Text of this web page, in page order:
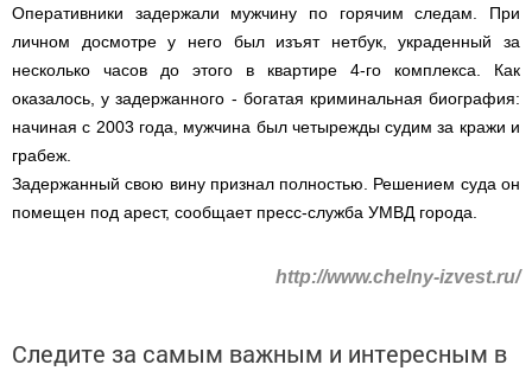
Оперативники задержали мужчину по горячим следам. При
личном досмотре у него был изъят нетбук, украденный за
несколько часов до этого в квартире 4-го комплекса. Как
оказалось, у задержанного - богатая криминальная биография:
начиная с 2003 года, мужчина был четырежды судим за кражи и
грабеж.
Задержанный свою вину признал полностью. Решением суда он
помещен под арест, сообщает пресс-служба УМВД города.
http://www.chelny-izvest.ru/
Следите за самым важным и интересным в